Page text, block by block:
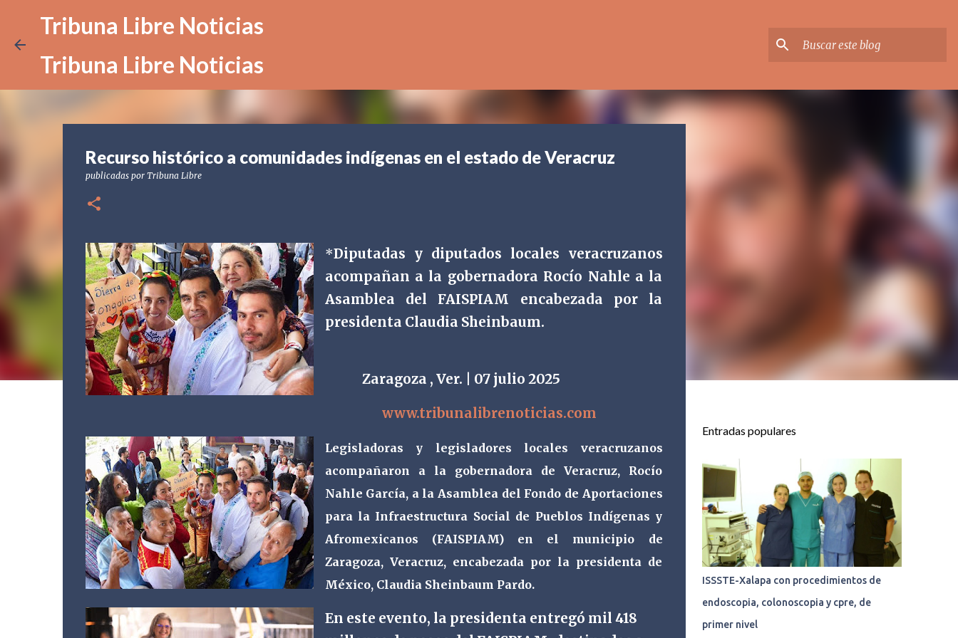
Tribuna Libre Noticias
Tribuna Libre Noticias
Recurso histórico a comunidades indígenas en el estado de Veracruz
publicadas por Tribuna Libre
*Diputadas y diputados locales veracruzanos
acompañan a la gobernadora Rocío Nahle a la
Asamblea del FAISPIAM encabezada por la
presidenta Claudia Sheinbaum.
Zaragoza , Ver. | 07 julio 2025
www.tribunalibrenoticias.com
Legisladoras y legisladores locales veracruzanos
acompañaron a la gobernadora de Veracruz, Rocío
Nahle García, a la Asamblea del Fondo de Aportaciones
para la Infraestructura Social de Pueblos Indígenas y
Afromexicanos (FAISPIAM) en el municipio de
Zaragoza, Veracruz, encabezada por la presidenta de
México, Claudia Sheinbaum Pardo.
En este evento, la presidenta entregó mil 418
Entradas populares
ISSSTE-Xalapa con procedimientos de
endoscopia, colonoscopia y cpre, de
primer nivel